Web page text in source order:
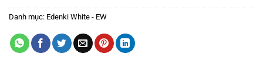
Danh mục: Edenki White - EW